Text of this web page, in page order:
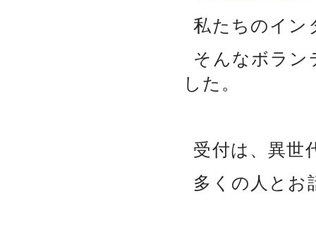
私たちのイン
そんなボラン
した。
受付は、異世
多くの人とお